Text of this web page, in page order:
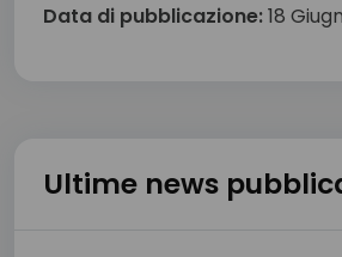
Data di pubblicazione:18
Ultime news